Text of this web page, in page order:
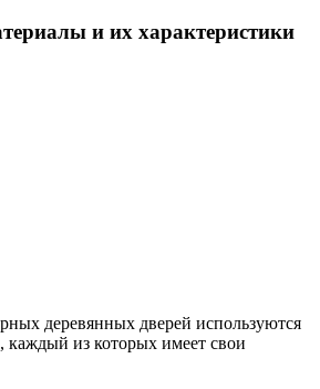
и их характеристики
деревянных дверей используются
каждый из которых имеет свои